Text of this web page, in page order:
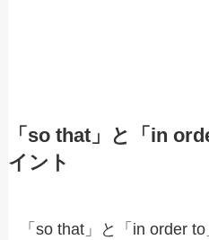
「so that」と「in
イント
「so that」と「in order